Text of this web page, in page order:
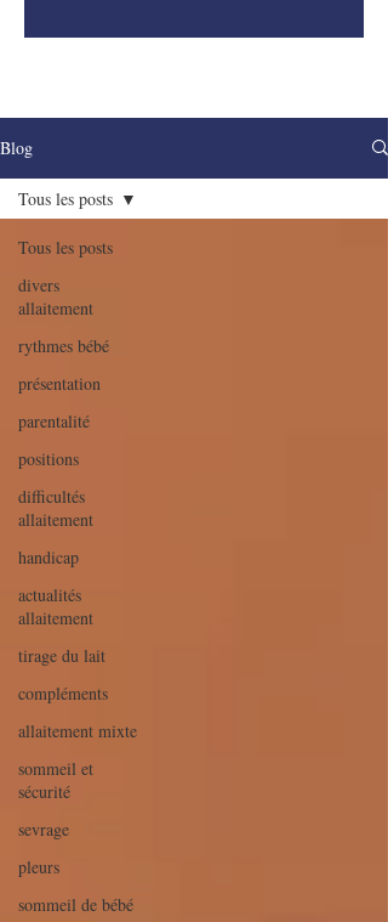
Blog
Tous les posts
divers
allaitement
rythmes bébé
présentation
parentalité
positions
difficultés
allaitement
handicap
actualités
allaitement
tirage du lait
compléments
allaitement mixte
sommeil et
sécurité
sevrage
pleurs
sommeil de bébé
Tous les posts